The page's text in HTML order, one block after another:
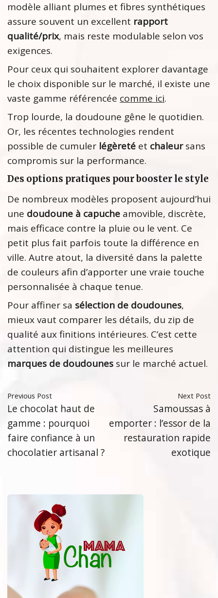
modèle alliant plumes et fibres synthétiques
assure souvent un excellent rapport
qualité/prix, mais reste modulable selon vos
exigences.
Pour ceux qui souhaitent explorer davantage
le choix disponible sur le marché, il existe une
vaste gamme référencée comme ici.
Trop lourde, la doudoune gêne le quotidien.
Or, les récentes technologies rendent
possible de cumuler légèreté et chaleursans
compromis sur la performance.
Des options pratiques pour booster le style
De nombreux modèles proposent aujourd’hui
une doudoune à capuche amovible, discrète,
mais efficace contre la pluie ou le vent. Ce
petit plus fait parfois toute la différence en
ville. Autre atout, la diversité dans la palette
de couleurs afin d’apporter une vraie touche
personnalisée à chaque tenue.
Pour affiner sa sélection de doudounes,
mieux vaut comparer les détails, du zip de
qualité aux finitions intérieures. C’est cette
attention qui distingue les meilleures
marques de doudounes sur le marché actuel.
Previous Post
Le chocolat haut de
gamme : pourquoi
faire confiance à un
chocolatier artisanal ?
Next Post
Samoussas à
emporter : l’essor de la
restauration rapide
exotique